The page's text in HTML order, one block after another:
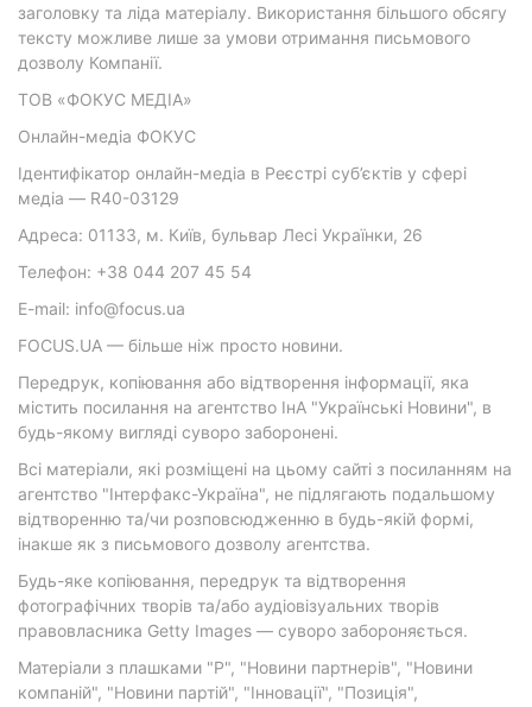
заголовку та ліда матеріалу. Використання більшого обсягу
тексту можливе лише за умови отримання письмового
дозволу Компанії.
ТОВ «ФОКУС МЕДІА»
Онлайн-медіа ФОКУС
Ідентифікатор онлайн-медіа в Реєстрі суб’єктів у сфері
медіа — R40-03129
Адреса: 01133, м. Київ, бульвар Лесі Українки, 26
Телефон: +38 044 207 45 54
E-mail: info@focus.ua
FOCUS.UA — більше ніж просто новини.
Передрук, копіювання або відтворення інформації, яка
містить посилання на агентство ІнА "Українські Новини", в
будь-якому вигляді суворо заборонені.
Всі матеріали, які розміщені на цьому сайті з посиланням на
агентство "Інтерфакс-Україна", не підлягають подальшому
відтворенню та/чи розповсюдженню в будь-якій формі,
інакше як з письмового дозволу агентства.
Будь-яке копіювання, передрук та відтворення
фотографічних творів та/або аудіовізуальних творів
правовласника Getty Images — суворо забороняється.
Матеріали з плашками "Р", "Новини партнерів", "Новини
компаній", "Новини партій", "Інновації", "Позиція",